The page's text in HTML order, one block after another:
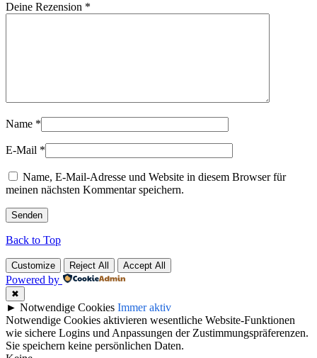
Deine Rezension *
Name *
E-Mail *
Name, E-Mail-Adresse und Website in diesem Browser für
meinen nächsten Kommentar speichern.
Back to Top
Customize Reject All Accept All
Powered by
✖
► Notwendige Cookies Immer aktiv
Notwendige Cookies aktivieren wesentliche Website-Funktionen
wie sichere Logins und Anpassungen der Zustimmungspräferenzen.
Sie speichern keine persönlichen Daten.